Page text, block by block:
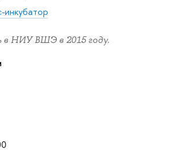
инкубатор
НИУ ВШЭ в 2015 году.